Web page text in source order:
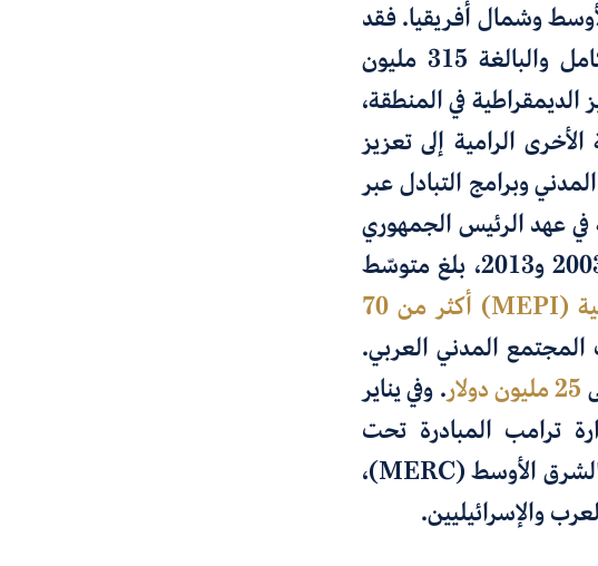
وشمال أفريقيا. فقد
والبالغة 315 مليون
في المنطقة،
الرامية إلى تعزيز
وبرامج التبادل عبر
عهد الرئيس الجمهوري
بلغ متوسّط
(
MEPI
) أكثر من 70
المدني العربي.
25 مليون دولار
. وفي يناير
ترامب المبادرة تحت
الأوسط(MERC)،
.